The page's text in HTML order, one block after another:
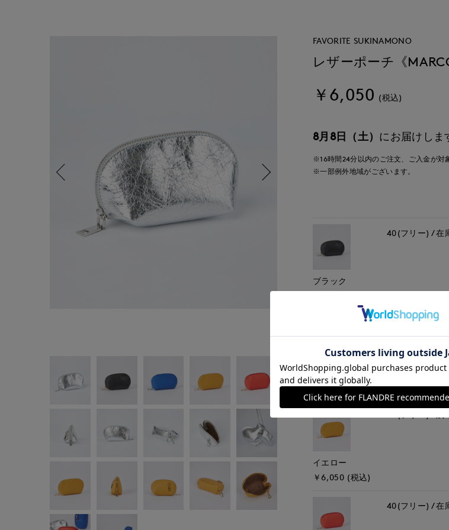
FAVORITE SUKINAMONO
レザーポーチ《
￥6,050 (税込)
8月8日（土） にお届けしま
※16時間24分以内のご注文、ご入金が対
※一部例外地域がございます。
ブラック
40(フリー) 在
ブルー
￥6,050 (税込)
40(フリー) 残
イエロー
￥6,050 (税込)
40(フリー) 在